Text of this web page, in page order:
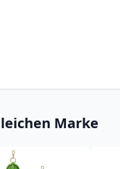
Marke